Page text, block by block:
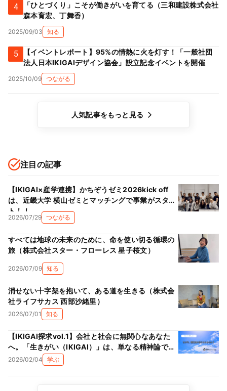
4
「ひとづくり」こそが働きがいを育てる（三和建設株式会社
森本育宏、丁舞香）
2025/09/03 知る
5
【イベントレポート】95%の情熱に火を灯す！「一般社団
法人日本IKIGAIデザイン協会」設立記念イベントを開催
2025/10/09 つながる
人気記事をもっと見る
注目の記事
【IKIGAI×産学連携】かちぞうゼミ2026kick off
は、近畿大学 横山ゼミとマッチングで事業がスター
ト！！
2026/07/29 つながる
すべては地球の未来のために、命を使い切る循環の
旅（株式会社スター・フローレス 星子桜文）
2026/07/09 知る
消せない十字架を抱いて、ある道を生きる（株式会
社ライフサカス 西部沙緒里）
2026/07/01 知る
【IKIGAI探求vol.1】会社と社会に無関心なあなた
へ。「生きがい（IKIGAI）」は、単なる精神論では
ない理由
2026/02/04 学ぶ